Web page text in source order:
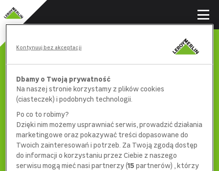
Dbamy o Twoją prywatność
Na naszej stronie korzystamy z plików cookies
(ciasteczek) i podobnych technologii.
Po co to robimy?
Dzięki nim możemy usprawniać serwis, prowadzić działania
marketingowe oraz pokazywać treści dopasowane do
Twoich zainteresowań i potrzeb. Za Twoją zgodą dostęp
do informacji o korzystaniu przez Ciebie z naszego
serwisu mogą mieć nasi partnerzy (15 partnerów) , którzy
Kontynuuj bez akceptacji